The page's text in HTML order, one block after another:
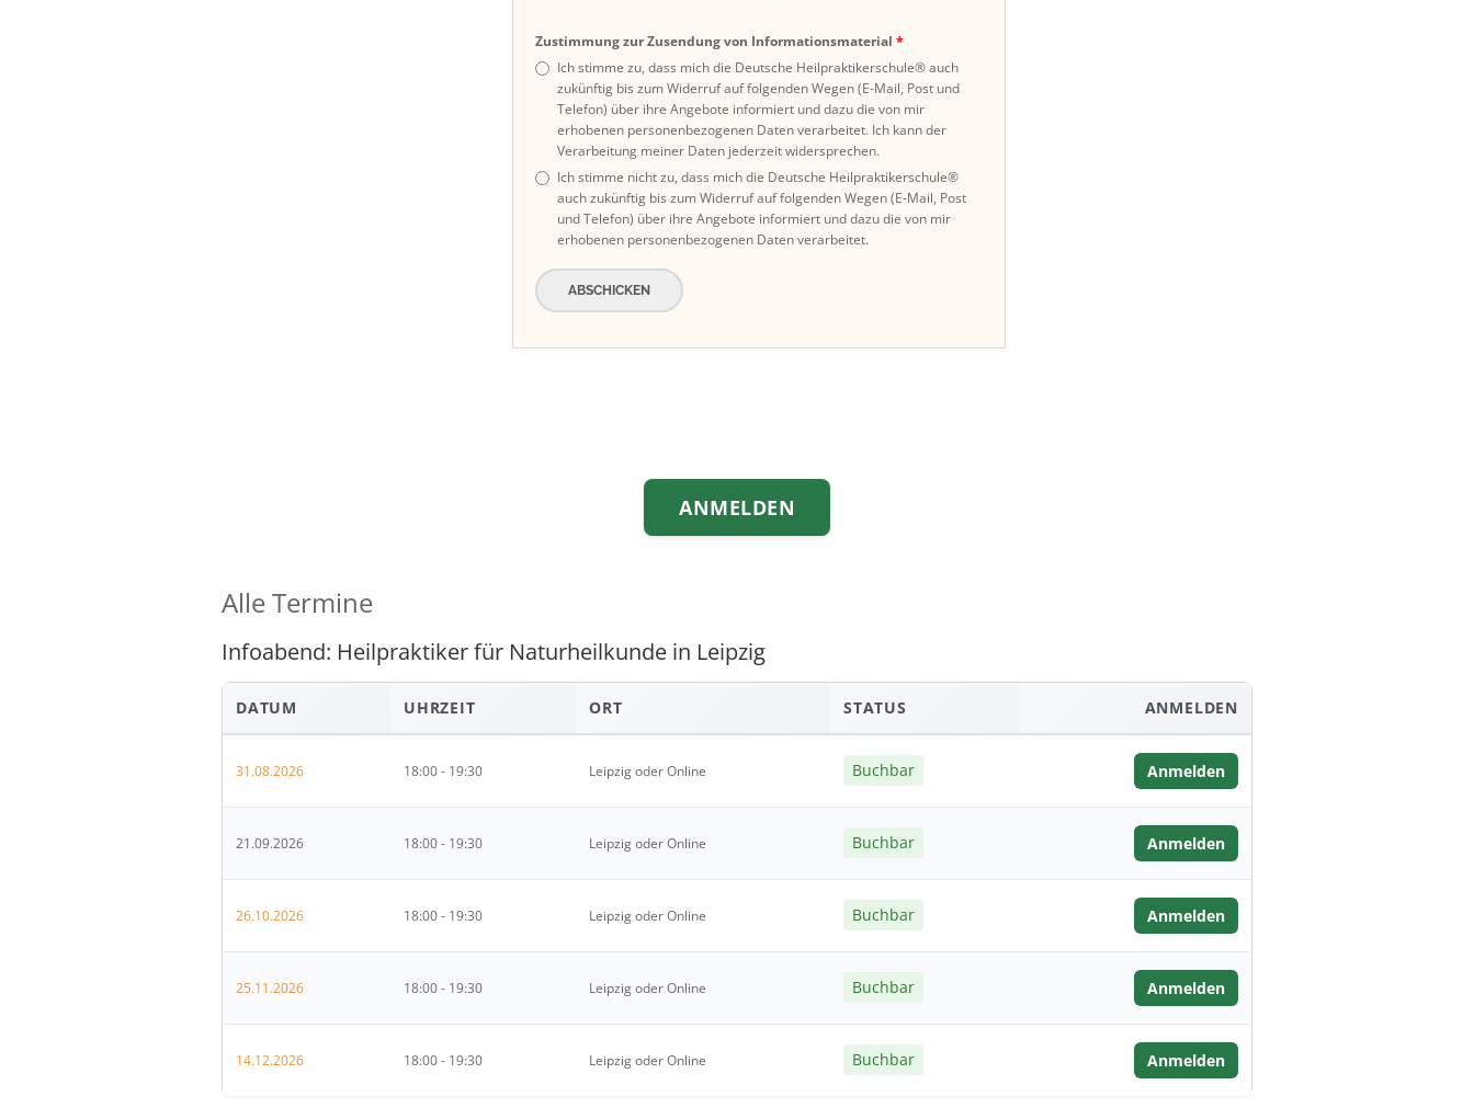
Zustimmung zur Zusendung von Informationsmaterial
Ich stimme zu, dass mich die Deutsche Heilpraktikerschule® auch
zukünftig bis zum Widerruf auf folgenden Wegen (E-Mail, Post und
Telefon) über ihre Angebote informiert und dazu die von mir
erhobenen personenbezogenen Daten verarbeitet. Ich kann der
Verarbeitung meiner Daten jederzeit widersprechen.
Ich stimme nicht zu, dass mich die Deutsche Heilpraktikerschule®
auch zukünftig bis zum Widerruf auf folgenden Wegen (E-Mail, Post
und Telefon) über ihre Angebote informiert und dazu die von mir
erhobenen personenbezogenen Daten verarbeitet.
ABSCHICKEN
ANMELDEN
Alle Termine
Infoabend: Heilpraktiker für Naturheilkunde in Leipzig
DATUM UHRZEIT ORT STATUS ANMELDEN
31.08.2026 18:00 - 19:30 Leipzig oder Online Buchbar Anmelden
21.09.2026 18:00 - 19:30 Leipzig oder Online Buchbar Anmelden
26.10.2026 18:00 - 19:30 Leipzig oder Online Buchbar Anmelden
25.11.2026 18:00 - 19:30 Leipzig oder Online Buchbar Anmelden
14.12.2026 18:00 - 19:30 Leipzig oder Online Buchbar Anmelden